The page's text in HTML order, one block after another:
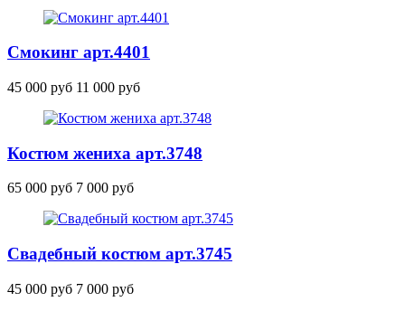
Смокинг арт.4401
45 000 руб 11 000 руб
Костюм жениха арт.3748
65 000 руб 7 000 руб
Свадебный костюм арт.3745
45 000 руб 7 000 руб